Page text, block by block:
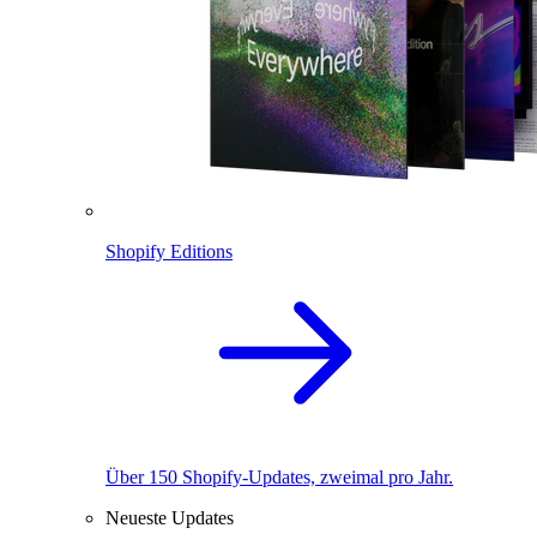
Shopify Editions
Über 150 Shopify-Updates, zweimal pro Jahr.
Neueste Updates